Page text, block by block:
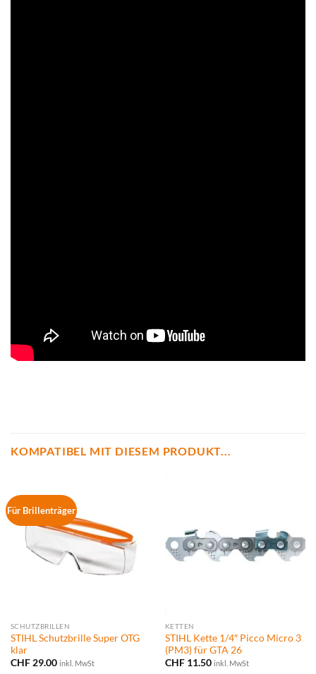
KOMPATIBEL MIT DIESEM PRODUKT...
Für Brillenträger
SCHUTZBRILLEN
STIHL Schutzbrille Super OTG
klar
CHF29.00 inkl. MwSt
KETTEN
STIHL Kette 1/4″ Picco Micro 3
(PM3) für GTA 26
CHF11.50 inkl. MwSt